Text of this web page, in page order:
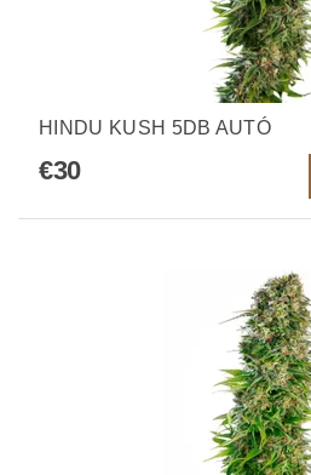
HINDU KUSH 5DB AUTÓ
€30